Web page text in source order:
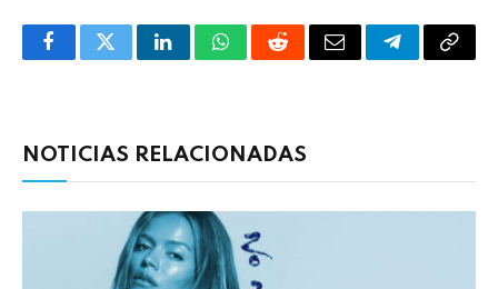
FacebookTwitterLinkedInWhatsAppRedditCorreoTelegrama
NOTICIAS RELACIONADAS